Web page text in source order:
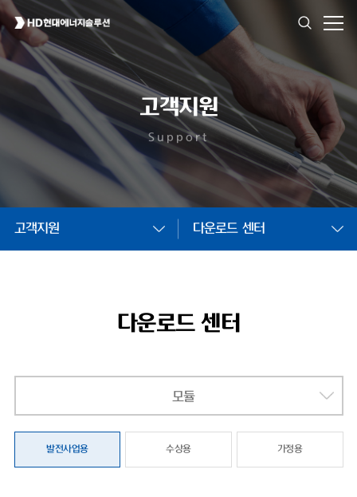
고객지원
Support
고객지원 다운로드 센터
다운로드 센터
모듈
발전사업용 수상용 가정용